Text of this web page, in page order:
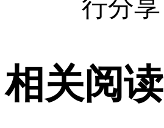
行分享
相关阅读